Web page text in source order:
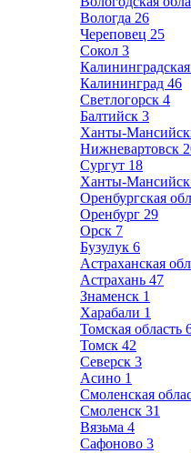
Вологда 26
Череповец 25
Сокол 3
Калининградская
Калининград 46
Светлогорск 4
Балтийск 3
Ханты-
Нижневартовск
Сургут 18
Ханты-Мансийск
Оренбургская
Оренбург 29
Орск 7
Бузулук 6
Астраханская
Астрахань 47
Знаменск 1
Харабали 1
Томская область
Томск 42
Северск 3
Асино 1
Смоленская
Смоленск 31
Вязьма 4
Сафоново 3